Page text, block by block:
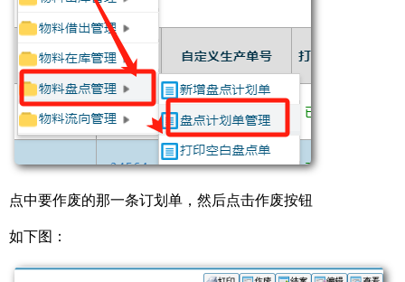
点中要作废的那一条订划单，然后点击作废按钮
如下图：